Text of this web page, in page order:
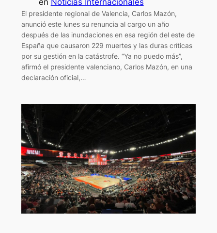
El presidente regional de Valencia, Carlos Mazón,
anunció este lunes su renuncia al cargo un año
después de las inundaciones en esa región del este de
España que causaron 229 muertes y las duras críticas
por su gestión en la catástrofe. “Ya no puedo más”,
afirmó el presidente valenciano, Carlos Mazón, en una
declaración oficial,…